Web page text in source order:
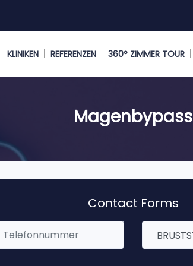
KLINIKEN REFERENZEN 360° ZIMMER TOUR
Magenbypass
Contact Forms